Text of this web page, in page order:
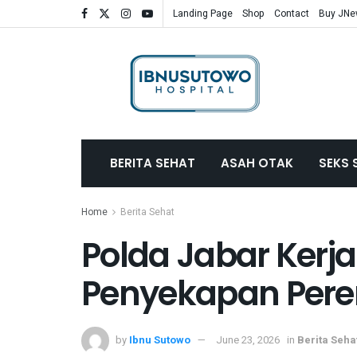
Landing Page Shop Contact Buy
BERITA SEHAT ASAH OTAK SEKS
Home Berita Sehat
Polda Jabar
Penyekapan
by Ibnu Sutowo June 23, 2026 in Berita